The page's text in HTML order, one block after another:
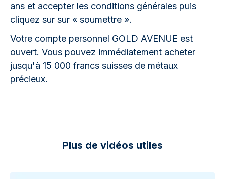
ans et accepter les conditions générales puis
cliquez sur sur « soumettre ».
Votre compte personnel GOLD AVENUE est
ouvert. Vous pouvez immédiatement acheter
jusqu'à 15 000 francs suisses de métaux
précieux.
Plus de vidéos utiles